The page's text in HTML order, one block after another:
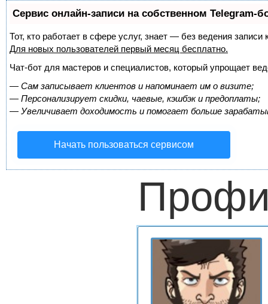
Сервис онлайн-записи на собственном Telegram-
Тот, кто работает в сфере услуг, знает — без ведения
Для новых пользователей первый месяц бесплатно.
Чат-бот для мастеров и специалистов, который упрощает
— Сам записывает клиентов и напоминает им о визите;
— Персонализирует скидки, чаевые, кэшбэк и предоплаты;
— Увеличивает доходимость и помогает больше
Начать пользоваться сервисом